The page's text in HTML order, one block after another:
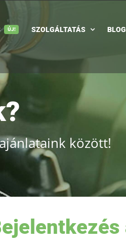
ÚJ! SZOLGÁLTATÁS BLOG
között!